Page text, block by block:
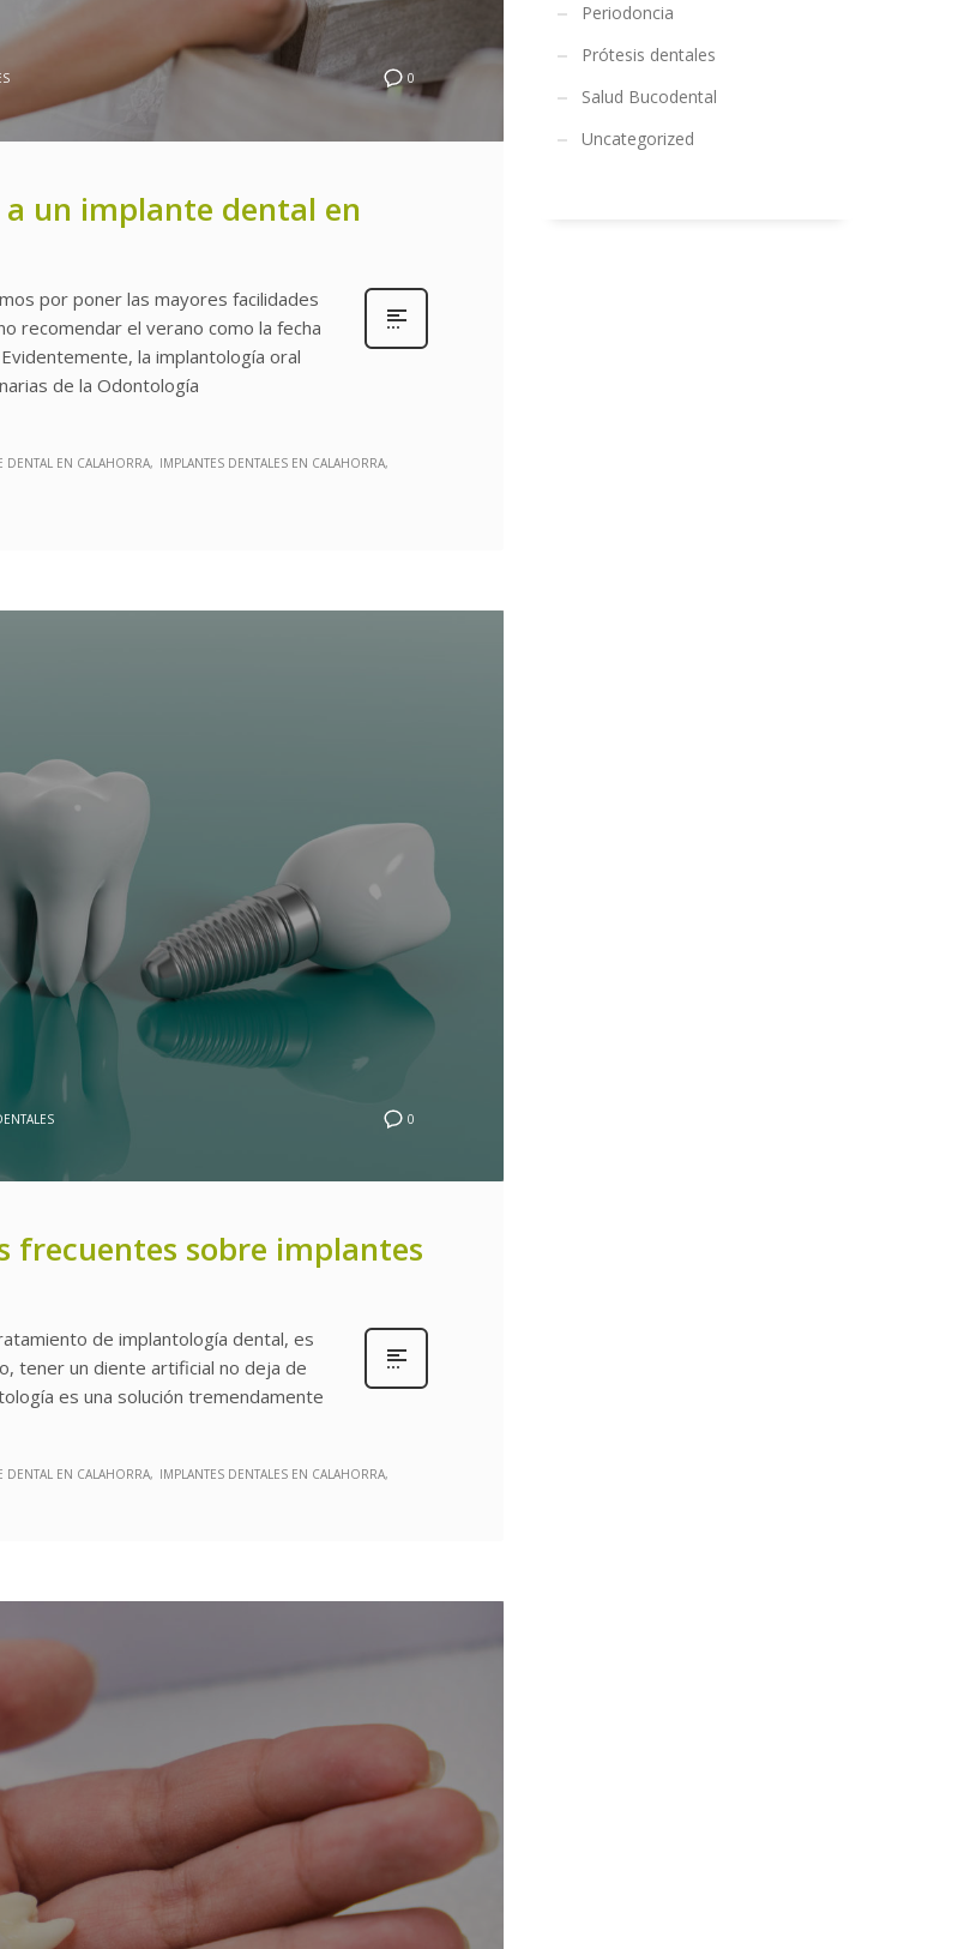
0
a un implante dental en
por poner las mayores facilidades
recomendar el verano como la fecha
la implantología oral
de la Odontología
DENTAL EN CALAHORRA
IMPLANTES DENTALES EN CALAHORRA
0
frecuentes sobre implantes
de implantología dental, es
tener un diente artificial no deja de
es una solución tremendamente
DENTAL EN CALAHORRA IMPLANTES DENTALES EN CALAHORRA
Periodoncia
Prótesis dentales
Salud Bucodental
Uncategorized